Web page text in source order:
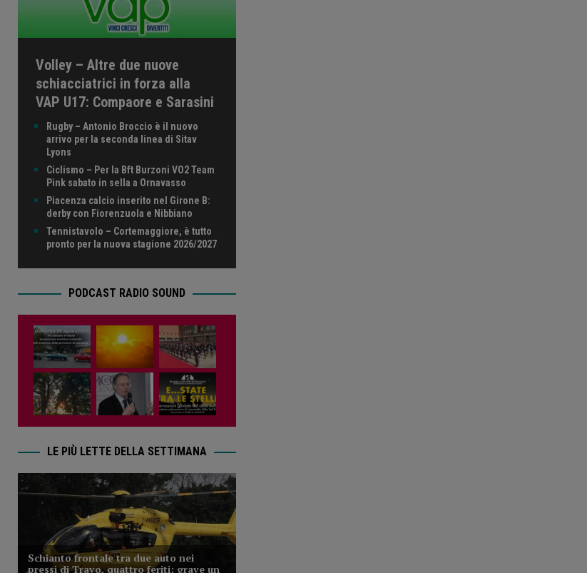
Volley – Altre due nuove
schiacciatrici in forza alla
VAP U17: Compaore e Sarasini
Rugby – Antonio Broccio è il nuovo
arrivo per la seconda linea di Sitav
Lyons
Ciclismo – Per la Bft Burzoni VO2 Team
Pink sabato in sella a Ornavasso
Piacenza calcio inserito nel Girone B:
derby con Fiorenzuola e Nibbiano
Tennistavolo – Cortemaggiore, è tutto
pronto per la nuova stagione 2026/2027
PODCAST RADIO SOUND
LE PIÙ LETTE DELLA SETTIMANA